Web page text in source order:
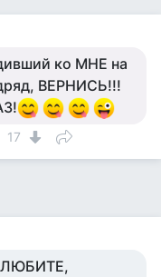
ко МНЕ на
ВЕРНИСЬ!!!
17